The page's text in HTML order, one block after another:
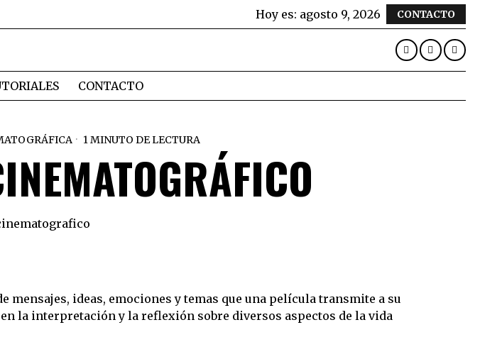
Hoy es: agosto 9, 2026 CONTACTO
CONTACTO
1 MINUTO DE LECTURA
ideas, emociones y temas que una película transmite a su
la interpretación y la reflexión sobre diversos aspectos de la vida